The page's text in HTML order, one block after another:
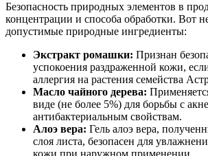
Безопасность природных элементов в
концентрации и способа обработки. Вот
допустимые природные ингредиенты:
Экстракт ромашки: Признан
успокоения раздраженной кожи,
аллергия на растения семейства
Масло чайного дерева:
виде (не более 5%) для борьбы с
антибактериальным свойствам.
Алоэ вера: Гель алоэ вера,
слоя листа, безопасен для